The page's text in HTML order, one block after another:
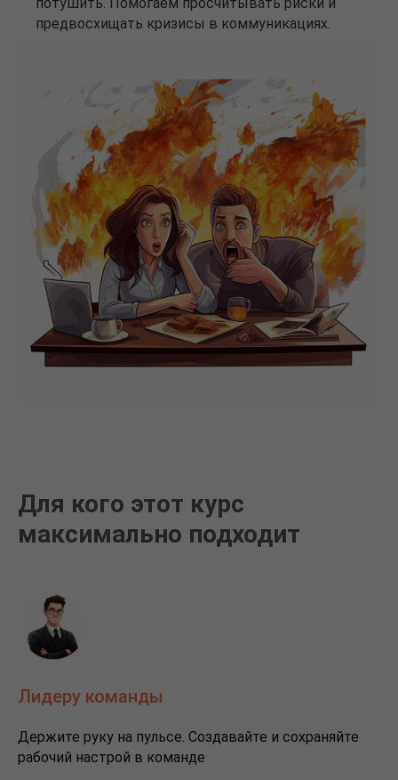
предвосхищать кризисы в коммуникациях.
Для кого этот курс
максимально подходит
Лидеру команды
Держите руку на пульсе. Создавайте и сохраняйте
рабочий настрой в команде